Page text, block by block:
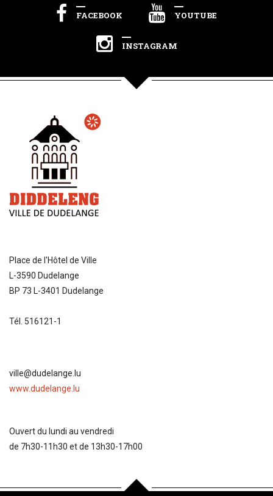
FACEBOOK YOUTUBE
INSTAGRAM
Place de l'Hôtel de Ville
L-3590 Dudelange
BP 73 L-3401 Dudelange
Tél. 516121-1
ville@dudelange.lu
www.dudelange.lu
Ouvert du lundi au vendredi
de 7h30-11h30 et de 13h30-17h00